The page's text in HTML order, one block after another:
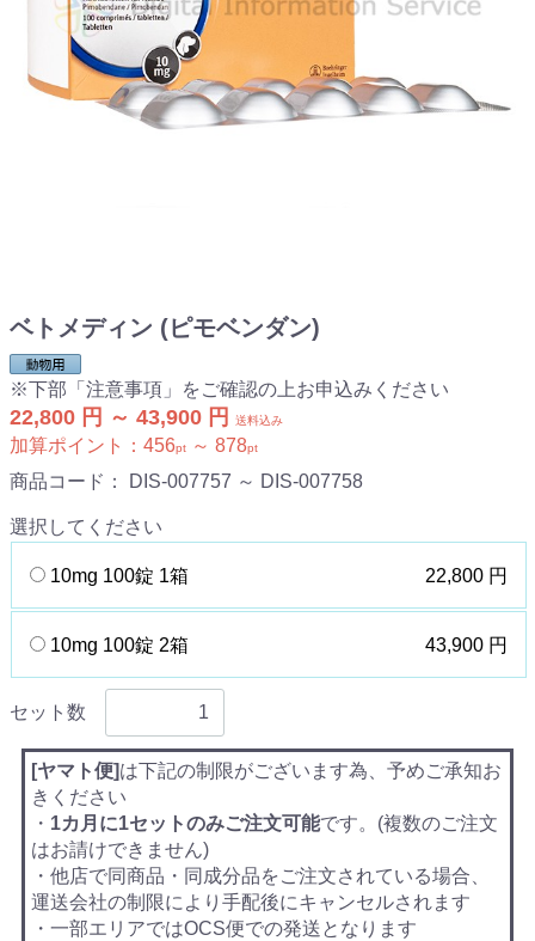
ベトメディン (ピモベンダン)
※下部「注意事項」をご確認の上お申込みください
22,800 円 ～ 43,900 円 送料込み
加算ポイント： 456pt ～ 878pt
商品コード： DIS-007757 ～ DIS-007758
選択してください
10mg 100錠 1箱 22,800 円
10mg 100錠 2箱 43,900 円
セット数
[ヤマト便]は下記の制限がございます為、予めご承知お
きください
・ 1カ月に1セットのみご注文可能です。(複数のご注文
はお請けできません)
・他店で同商品・同成分品をご注文されている場合、
運送会社の制限により手配後にキャンセルされます
・一部エリアではOCS便での発送となります